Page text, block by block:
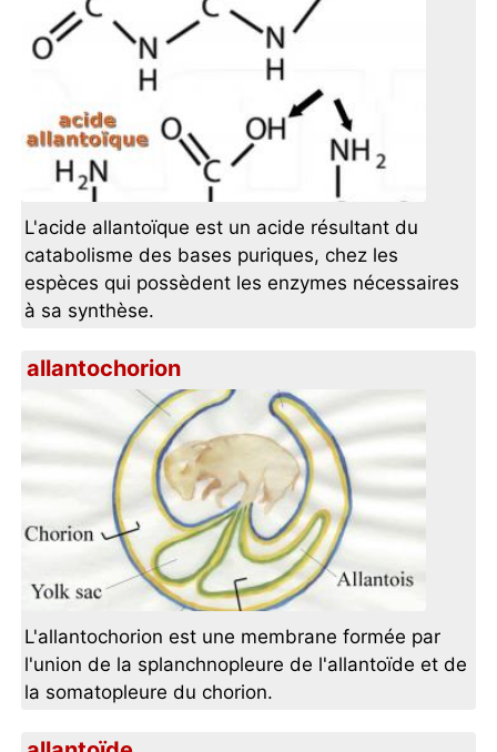
L'acide allantoïque est un acide résultant du
catabolisme des bases puriques, chez les
espèces qui possèdent les enzymes nécessaires
à sa synthèse.
allantochorion
L'allantochorion est une membrane formée par
l'union de la splanchnopleure de l'allantoïde et de
la somatopleure du chorion.